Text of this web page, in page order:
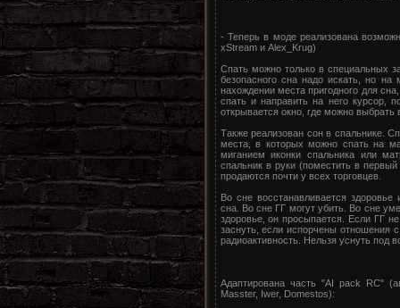
- Теперь в моде реализована
xStream и Alex_Krug)
Спать можно только в специальных
безопасного сна надо искать, но
нахождении места пригодного для
спать и направить на него курсор,
открывается окно, где можно
Также реализован сон в спальнике.
места, в которых можно спать на
миганием иконки спальника или
спальник в руки (поместить в
продаются почти у всех торговцев.
Во сне восстанавливается
сна. Во сне ГГ могут убить. Во сне
здоровье, он просыпается. Если ГГ
заснуть, если испорчены отношения
радиоактивность. Нельзя уснуть под
Адаптирована часть "AI pack RC"
Masster, Iwer, Domestos):